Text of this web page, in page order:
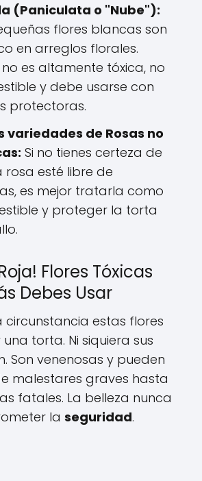
(Paniculata o "Nube"):
flores blancas son
en arreglos florales.
es altamente tóxica, no
y debe usarse con
protectoras.
variedades de Rosas no
Si no tienes certeza de
rosa esté libre de
es mejor tratarla como
y proteger la torta
Flores Tóxicas
Debes Usar
circunstancia estas flores
torta. Ni siquiera sus
Son venenosas y pueden
malestares graves hasta
fatales. La belleza nunca
la seguridad.